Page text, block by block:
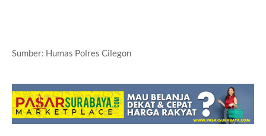
Sumber: Humas Polres Cilegon